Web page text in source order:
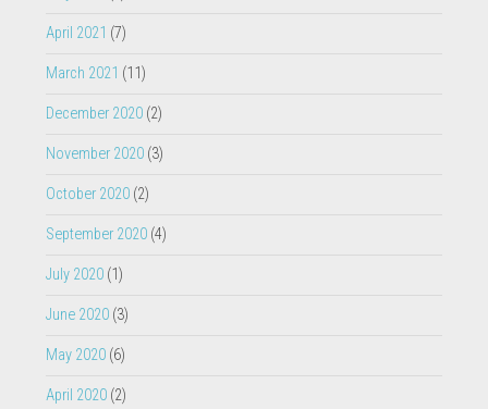
April 2021 (7)
March 2021 (11)
December 2020(2)
November 2020(3)
October 2020(2)
September 2020(4)
July 2020(1)
June 2020(3)
May 2020(6)
April 2020(2)